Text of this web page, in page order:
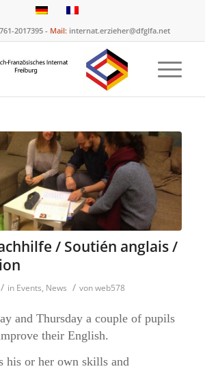
2017395 - Mail: internat.erzieher@dfglfa.net
/ Soutién anglais /
/ in Events, News / vonweb578
and Thursday a couple of pupils
their English.
his or her own skills and